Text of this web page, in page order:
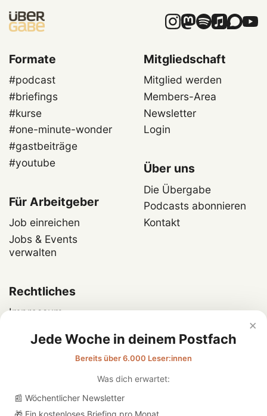
Formate
#podcast
#briefings
#kurse
#one-minute-wonder
#gastbeiträge
#youtube
Mitgliedschaft
Mitglied werden
Members-Area
Newsletter
Login
Für Arbeitgeber
Job einreichen
Jobs & Events
verwalten
Über uns
Die Übergabe
Podcasts abonnieren
Kontakt
Rechtliches
Impressum
×
Jede Woche in deinem Postfach
Bereits über 6.000 Leser:innen
Was dich erwartet:
📰 Wöchentlicher Newsletter
🎁 Ein kostenloses Briefing pro Monat